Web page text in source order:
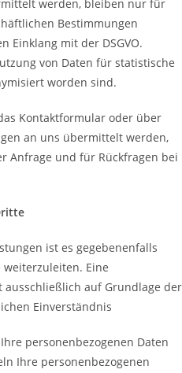
werden, bleiben nur für
Bestimmungen
Einklang mit der DSGVO.
von Daten für statistische
worden sind.
Kontaktformular oder über
an uns übermittelt werden,
Anfrage und für Rückfragen bei
ist es gegebenenfalls
Eine
auf Grundlage der
Einverständnis
personenbezogenen Daten
Ihre personenbezogenen